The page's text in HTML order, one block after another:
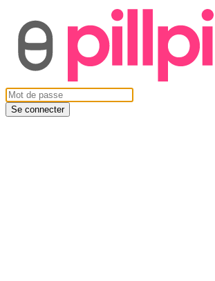
Se connecter